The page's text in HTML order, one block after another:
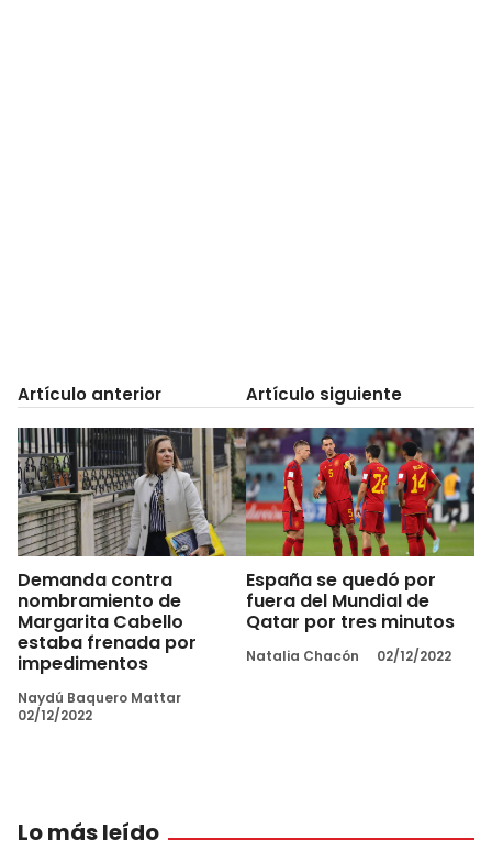
Artículo anterior
Demanda contra
nombramiento de
Margarita Cabello
estaba frenada por
impedimentos
Naydú Baquero Mattar
02/12/2022
Artículo siguiente
España se quedó por
fuera del Mundial de
Qatar por tres minutos
Natalia Chacón 02/12/2022
Lo más leído